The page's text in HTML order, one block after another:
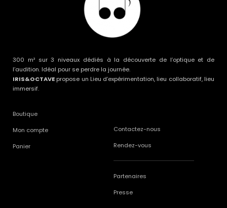
300 m² sur 3 niveaux dédiés à la découverte de l’optique et de
l’audition. Idéal pour se perdre la journée.
IRIS&OCTAVE propose un Lieu d’expérimentation, lieu collaboratif, lieu
immersif.
Boutique
Mon compte
Panier
Contactez-nous
Rendez-vous
Partenaires
Presse